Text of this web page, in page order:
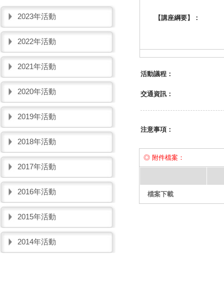
2023年活動
2022年活動
2021年活動
2020年活動
2019年活動
2018年活動
2017年活動
2016年活動
2015年活動
2014年活動
【講座綱要】：
活動議程：
交通資訊：
注意事項：
◎ 附件檔案：
檔案下載